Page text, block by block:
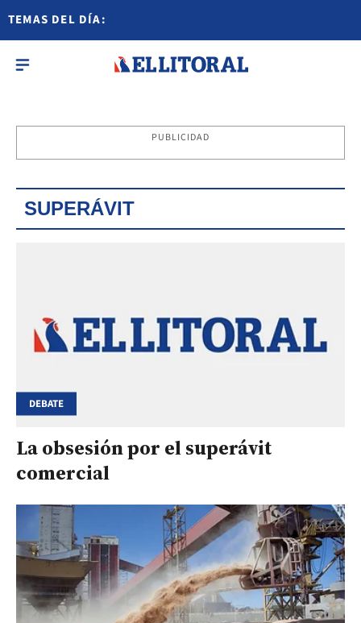
TEMAS DEL DÍA:
PUBLICIDAD
SUPERÁVIT
DEBATE
La obsesión por el superávit
comercial